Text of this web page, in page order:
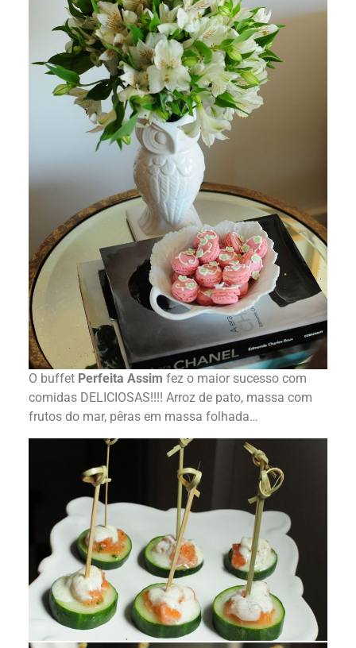
O buffet Perfeita Assim fez o maior sucesso com
comidas DELICIOSAS!!!! Arroz de pato, massa com
frutos do mar, pêras em massa folhada…